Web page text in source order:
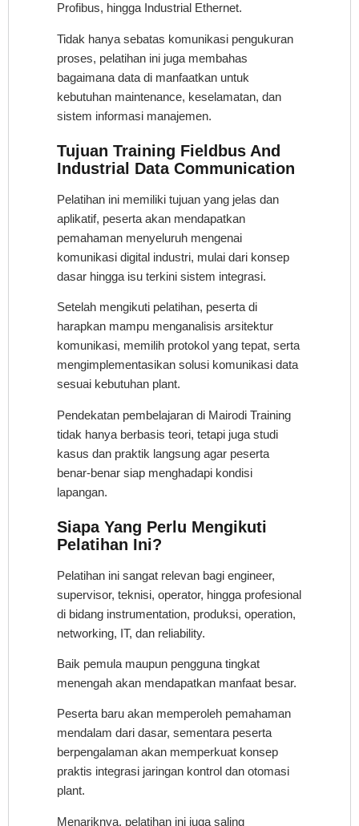
Profibus, hingga Industrial Ethernet.
Tidak hanya sebatas komunikasi pengukuran
proses, pelatihan ini juga membahas
bagaimana data di manfaatkan untuk
kebutuhan maintenance, keselamatan, dan
sistem informasi manajemen.
Tujuan Training Fieldbus And
Industrial Data Communication
Pelatihan ini memiliki tujuan yang jelas dan
aplikatif, peserta akan mendapatkan
pemahaman menyeluruh mengenai
komunikasi digital industri, mulai dari konsep
dasar hingga isu terkini sistem integrasi.
Setelah mengikuti pelatihan, peserta di
harapkan mampu menganalisis arsitektur
komunikasi, memilih protokol yang tepat, serta
mengimplementasikan solusi komunikasi data
sesuai kebutuhan plant.
Pendekatan pembelajaran di Mairodi Training
tidak hanya berbasis teori, tetapi juga studi
kasus dan praktik langsung agar peserta
benar-benar siap menghadapi kondisi
lapangan.
Siapa Yang Perlu Mengikuti
Pelatihan Ini?
Pelatihan ini sangat relevan bagi engineer,
supervisor, teknisi, operator, hingga profesional
di bidang instrumentation, produksi, operation,
networking, IT, dan reliability.
Baik pemula maupun pengguna tingkat
menengah akan mendapatkan manfaat besar.
Peserta baru akan memperoleh pemahaman
mendalam dari dasar, sementara peserta
berpengalaman akan memperkuat konsep
praktis integrasi jaringan kontrol dan otomasi
plant.
Menariknya, pelatihan ini juga saling